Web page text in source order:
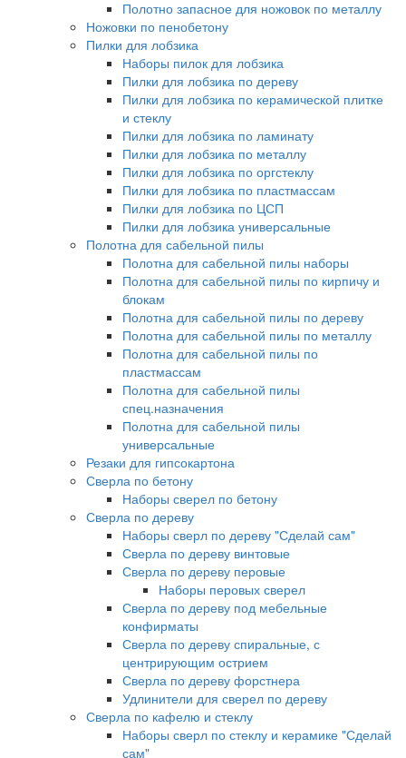
Полотно запасное для ножовок по металлу
Ножовки по пенобетону
Пилки для лобзика
Наборы пилок для лобзика
Пилки для лобзика по дереву
Пилки для лобзика по керамической плитке
и стеклу
Пилки для лобзика по ламинату
Пилки для лобзика по металлу
Пилки для лобзика по оргстеклу
Пилки для лобзика по пластмассам
Пилки для лобзика по ЦСП
Пилки для лобзика универсальные
Полотна для сабельной пилы
Полотна для сабельной пилы наборы
Полотна для сабельной пилы по кирпичу и
блокам
Полотна для сабельной пилы по дереву
Полотна для сабельной пилы по металлу
Полотна для сабельной пилы по
пластмассам
Полотна для сабельной пилы
спец.назначения
Полотна для сабельной пилы
универсальные
Резаки для гипсокартона
Сверла по бетону
Наборы сверел по бетону
Сверла по дереву
Наборы сверл по дереву "Сделай сам"
Сверла по дереву винтовые
Сверла по дереву перовые
Наборы перовых сверел
Сверла по дереву под мебельные
конфирматы
Сверла по дереву спиральные, с
центрирующим острием
Сверла по дереву форстнера
Удлинители для сверел по дереву
Сверла по кафелю и стеклу
Наборы сверл по стеклу и керамике "Сделай
сам"